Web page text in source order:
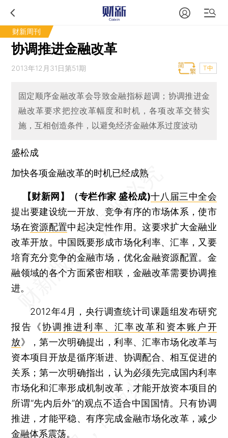
财新周刊
协调推进金融改革
2013年12月31日第51期 T中
固定顺序金融改革会导致金融指标超调；协调推进金
融改革要求把控改革幅度和时机，各项改革交替实
施，互相创造条件，以避免经济金融体系过度波动
盛松成
加快各项金融改革的时机已经成熟
【财新网】（专栏作家 盛松成)十八届三中全会
提出要建设统一开放、竞争有序的市场体系，使市
场在资源配置中起决定性作用。这要求扩大金融业
改革开放。中国既要形成市场化利率、汇率，又要
培育充分竞争的金融市场，优化金融资源配置。金
融领域的各个方面紧密相联，金融改革需要协调推
进。
2012年4月，央行调查统计司课题组发布研究
报告《协调推进利率、汇率改革和资本账户开
放》，第一次明确提出，利率、汇率市场化改革与
资本项目开放是循序渐进、协调配合、相互促进的
关系；第一次明确指出，认为必须先完成国内利率
市场化和汇率形成机制改革，才能开放资本项目的
所谓“先内后外”的观点不适合中国国情。只有协调
推进，才能平稳、有序完成金融市场化改革，减少
金融体系震荡。